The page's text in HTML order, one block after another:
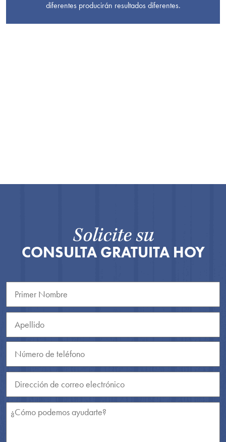
diferentes producirán resultados diferentes.
Solicite su
CONSULTA GRATUITA HOY